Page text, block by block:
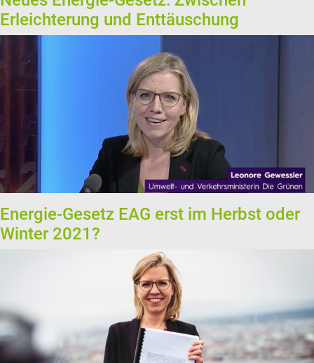
Erleichterung und Enttäuschung
Energie-Gesetz EAG erst im Herbst oder
Winter 2021?